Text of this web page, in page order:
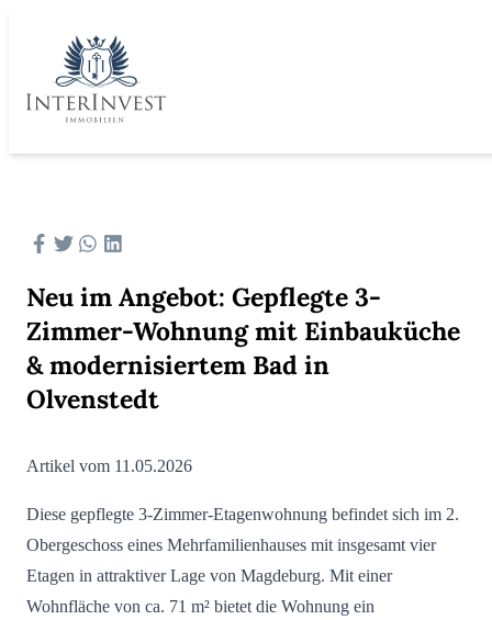
Neu im Angebot: Gepflegte 3-
Zimmer-Wohnung mit Einbauküche
& modernisiertem Bad in
Olvenstedt
Artikel vom 11.05.2026
Diese gepflegte 3-Zimmer-Etagenwohnung befindet sich im 2.
Obergeschoss eines Mehrfamilienhauses mit insgesamt vier
Etagen in attraktiver Lage von Magdeburg. Mit einer
Wohnfläche von ca. 71 m² bietet die Wohnung ein